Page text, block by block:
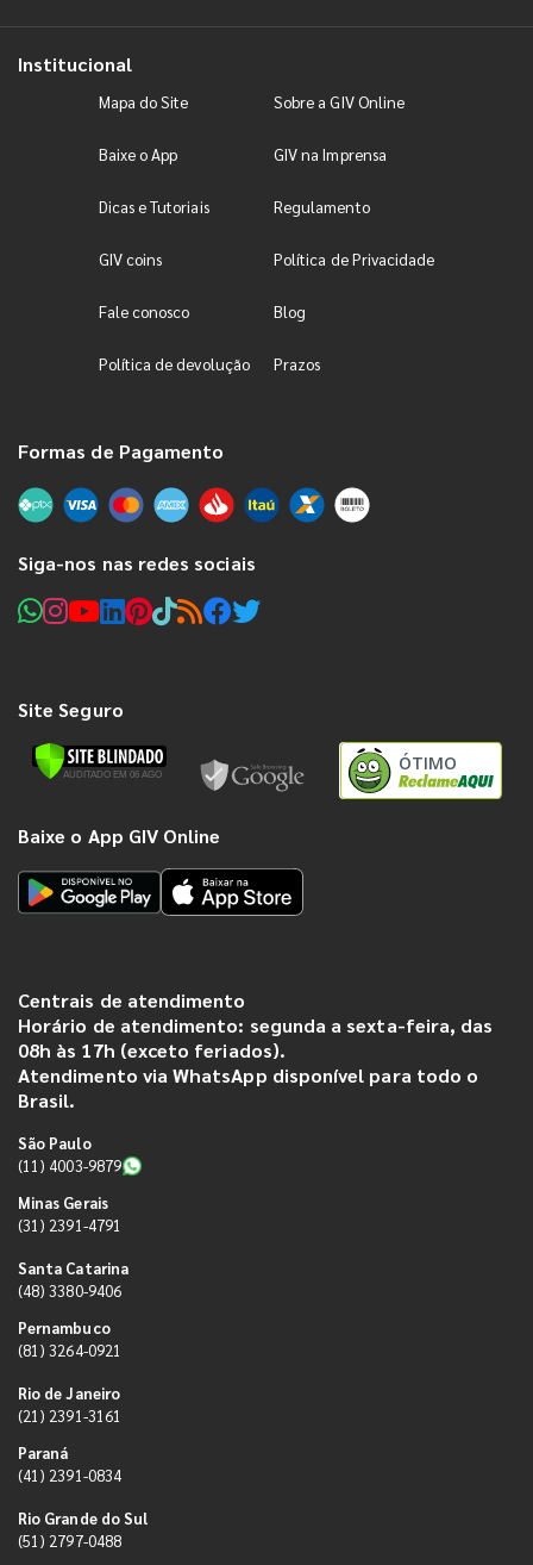
Institucional
Mapa do Site Sobre a GIV Online
Baixe o App GIV na Imprensa
Dicas e Tutoriais Regulamento
GIV coins Política de Privacidade
Fale conosco Blog
Política de devolução Prazos
Formas de Pagamento
Siga-nos nas redes sociais
Site Seguro
ÓTIMO
Baixe o App GIV Online
Centrais de atendimento
Horário de atendimento: segunda a sexta-feira, das
08h às 17h (exceto feriados).
Atendimento via WhatsApp disponível para todo o
Brasil.
São Paulo
(11) 4003-9879
Minas Gerais
(31) 2391-4791
Santa Catarina
(48) 3380-9406
Pernambuco
(81) 3264-0921
Rio de Janeiro
(21) 2391-3161
Paraná
(41) 2391-0834
Rio Grande do Sul
(51) 2797-0488